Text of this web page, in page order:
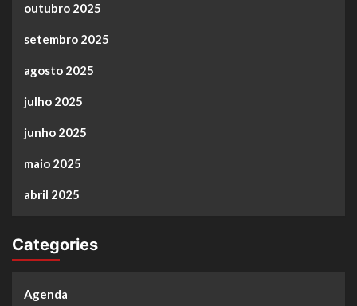
outubro 2025
setembro 2025
agosto 2025
julho 2025
junho 2025
maio 2025
abril 2025
Categories
Agenda